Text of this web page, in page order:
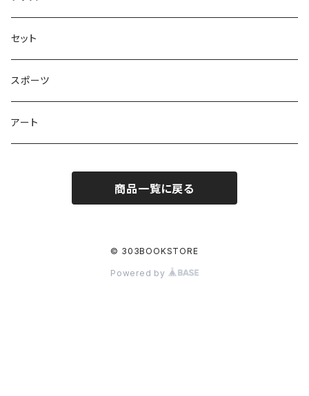
熊川哲也アートノベル
社会について考える
セット
スポーツ
アート
商品一覧に戻る
© 303BOOKSTORE
Powered by